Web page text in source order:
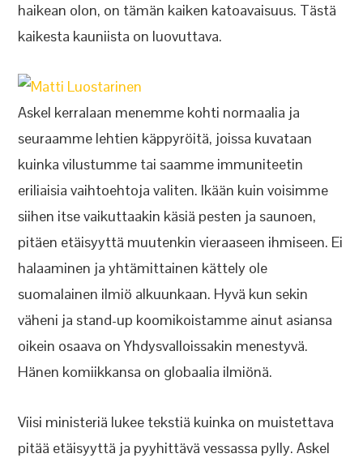
haikean olon, on tämän kaiken katoavaisuus. Tästä
kaikesta kauniista on luovuttava.
Askel kerralaan menemme kohti normaalia ja
seuraamme lehtien käppyröitä, joissa kuvataan
kuinka vilustumme tai saamme immuniteetin
eriliaisia vaihtoehtoja valiten. Ikään kuin voisimme
siihen itse vaikuttaakin käsiä pesten ja saunoen,
pitäen etäisyyttä muutenkin vieraaseen ihmiseen. Ei
halaaminen ja yhtämittainen kättely ole
suomalainen ilmiö alkuunkaan. Hyvä kun sekin
väheni ja stand-up koomikoistamme ainut asiansa
oikein osaava on Yhdysvalloissakin menestyvä.
Hänen komiikkansa on globaalia ilmiönä.
Viisi ministeriä lukee tekstiä kuinka on muistettava
pitää etäisyyttä ja pyyhittävä vessassa pylly. Askel